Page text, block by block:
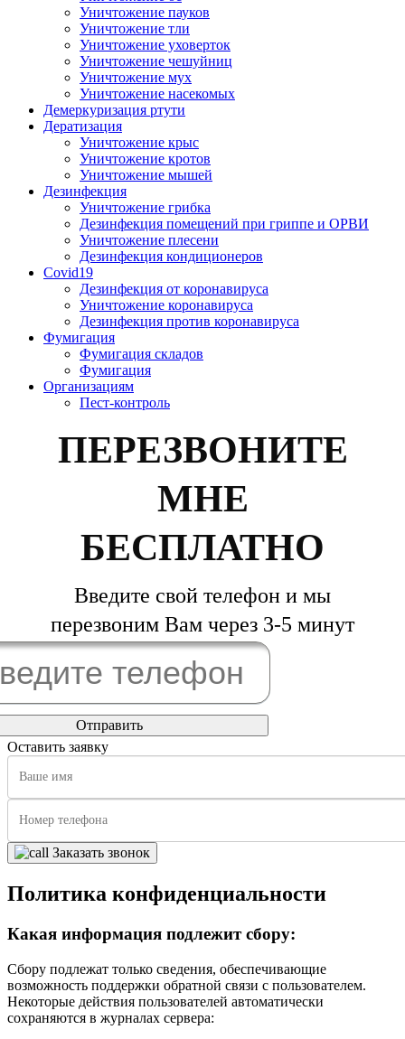
Уничтожение пауков
Уничтожение тли
Уничтожение уховерток
Уничтожение чешуйниц
Уничтожение мух
Уничтожение насекомых
Демеркуризация ртути
Дератизация
Уничтожение крыс
Уничтожение кротов
Уничтожение мышей
Дезинфекция
Уничтожение грибка
Дезинфекция помещений при гриппе и ОРВИ
Уничтожение плесени
Дезинфекция кондиционеров
Covid19
Дезинфекция от коронавируса
Уничтожение коронавируса
Дезинфекция против коронавируса
Фумигация
Фумигация складов
Фумигация
Организациям
Пест-контроль
ПЕРЕЗВОНИТЕ
МНЕ
БЕСПЛАТНО
Введите свой телефон и мы
перезвоним Вам через 3-5 минут
Оставить заявку
Заказать звонок
Политика конфиденциальности
Какая информация подлежит сбору:
Сбору подлежат только сведения, обеспечивающие
возможность поддержки обратной связи с пользователем.
Некоторые действия пользователей автоматически
сохраняются в журналах сервера: